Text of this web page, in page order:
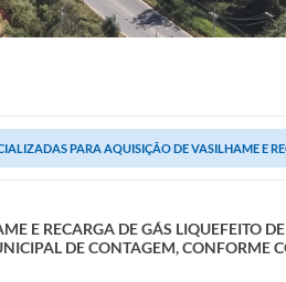
PARA AQUISIÇÃO DE VASILHAME E
E RECARGA DE GÁS LIQUEFEITO
DE CONTAGEM, CONFORME